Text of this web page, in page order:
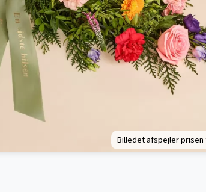
Billedet afspejler prisen